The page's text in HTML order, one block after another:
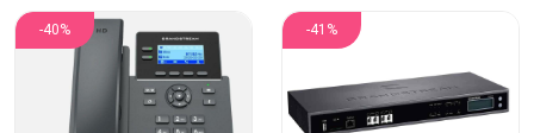
-40% -41%